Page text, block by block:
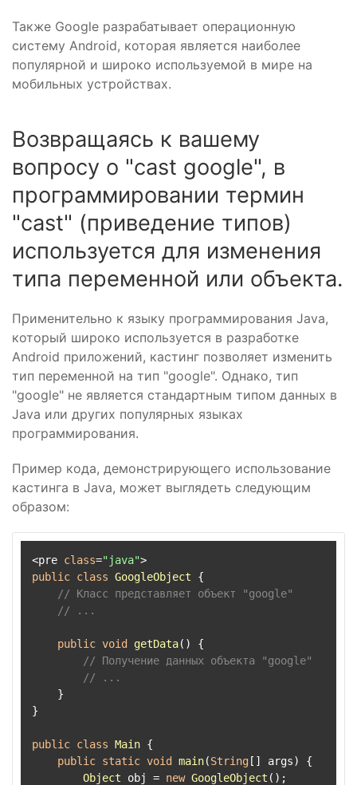
Также Google разрабатывает операционную
систему Android, которая является наиболее
популярной и широко используемой в мире на
мобильных устройствах.
Возвращаясь к вашему
вопросу о "cast google", в
программировании термин
"cast" (приведение типов)
используется для изменения
типа переменной или объекта.
Применительно к языку программирования Java,
который широко используется в разработке
Android приложений, кастинг позволяет изменить
тип переменной на тип "google". Однако, тип
"google" не является стандартным типом данных в
Java или других популярных языках
программирования.
Пример кода, демонстрирующего использование
кастинга в Java, может выглядеть следующим
образом:
<pre class="java"
public class GoogleObject {
// Класс представляет объект "google"
// ...
public void getData( ) {
// Получение данных объекта "google"
// ...
    }
}
public class Main {
public static void main(String [] args) {
Object obj = new GoogleObject ();